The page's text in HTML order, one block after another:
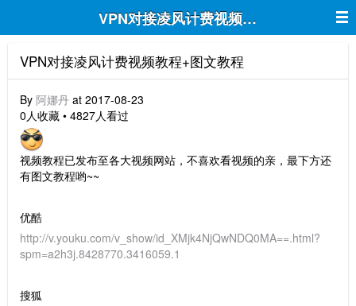
VPN对接凌风计费视频教程+图文教程
VPN对接凌风计费视频教程+图文教程
By 阿娜丹 at 2017-08-23
0人收藏 • 4827人看过
视频教程已发布至各大视频网站，不喜欢看视频的亲，最下方还
有图文教程哟~~
优酷
http://v.youku.com/v_show/id_XMjk4NjQwNDQ0MA==.html?
spm=a2h3j.8428770.3416059.1
搜狐